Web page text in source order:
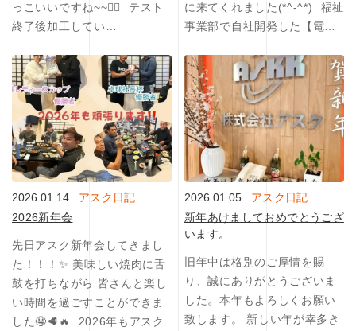
っこいいですね~~❤️‍🔥 ⁡ テスト
終了後加工してい…
に来てくれました(*^-^*) ⁡ 福祉
事業部で自社開発した【電…
2026.01.14
アスク日記
2026新年会
先日アスク新年会してきまし
た！！！✨ 美味しい焼肉に舌
鼓を打ちながら 皆さんと楽し
い時間を過ごすことができま
した🤤🥩🔥 ⁡ 2026年もアスク
2026.01.05
アスク日記
新年あけましておめでとうござ
います。
旧年中は格別のご厚情を賜
り、誠にありがとうございま
した。本年もよろしくお願い
致します。 新しい年が幸多き